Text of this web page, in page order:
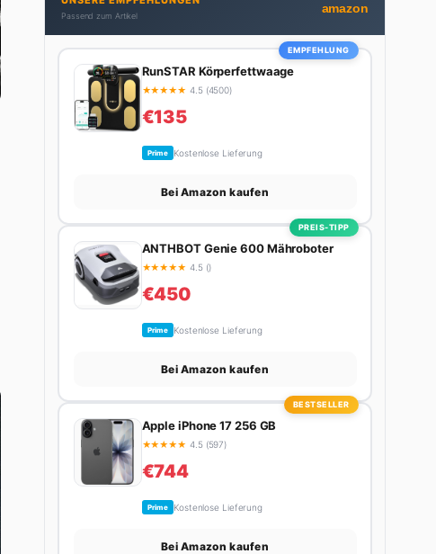
Trip – sei es ein Wochenende in den Bergen, eine
Motorradtour durch die Alpen oder der jährliche
Campingtrip mit den Jungs. Sein Credo: Das Leben
ist zu kurz für langweilige Wochenenden.
Passend zum Artikel
amazon
EMPFEHLUNG
RunSTAR Körperfettwaage
★★★★★ 4.5 (4500)
€135
Prime Kostenlose Lieferung
Bei Amazon kaufen
PREIS-TIPP
ANTHBOT Genie 600 Mähroboter
★★★★★ 4.5 ()
€450
Prime Kostenlose Lieferung
Bei Amazon kaufen
BESTSELLER
Apple iPhone 17 256 GB
★★★★★ 4.5 (597)
€744
Prime Kostenlose Lieferung
Bei Amazon kaufen